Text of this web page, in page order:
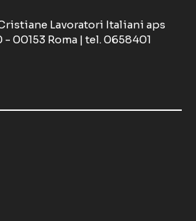
Lavoratori Italiani aps
- 00153 Roma | tel. 0658401